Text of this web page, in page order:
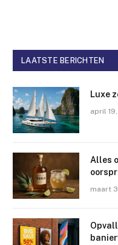
LAATSTE BERICHTEN
Luxe
april
Alles
maart